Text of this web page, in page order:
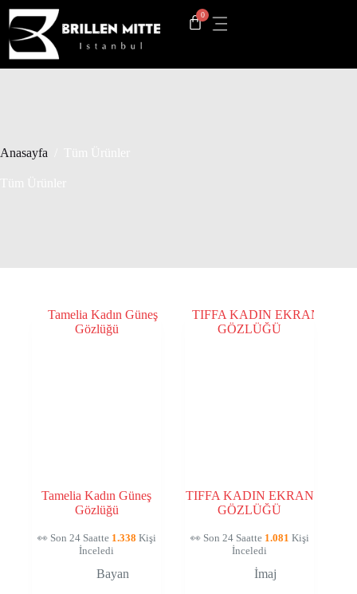
Anasayfa
Tamelia Kadın Güneş
Gözlüğü
👀 Son 24 Saatte 1.338 Kişi
İnceledi
Bayan
TIFFA KADIN EKRAN
GÖZLÜĞÜ
👀 Son 24 Saatte 1.081 Kişi
İnceledi
İmaj